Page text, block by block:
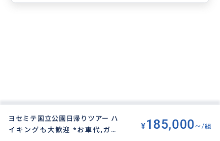
ヨセミテ国立公園日帰りツアー ハ
イキングも大歓迎 *お車代,ガス
¥185,000~/組